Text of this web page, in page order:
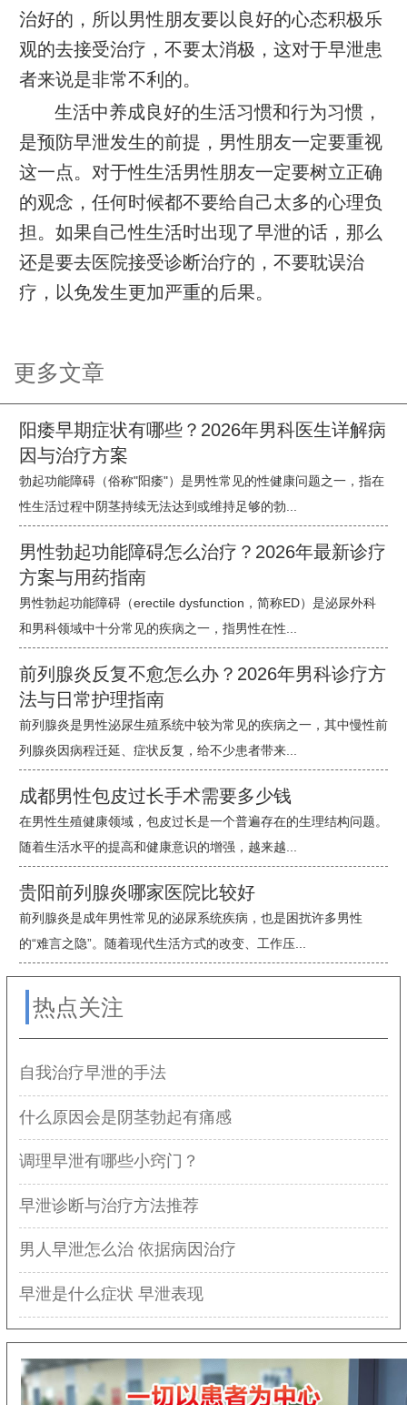
治好的，所以男性朋友要以良好的心态积极乐
观的去接受治疗，不要太消极，这对于早泄患
者来说是非常不利的。
生活中养成良好的生活习惯和行为习惯，
是预防早泄发生的前提，男性朋友一定要重视
这一点。对于性生活男性朋友一定要树立正确
的观念，任何时候都不要给自己太多的心理负
担。如果自己性生活时出现了早泄的话，那么
还是要去医院接受诊断治疗的，不要耽误治
疗，以免发生更加严重的后果。
更多文章
阳痿早期症状有哪些？2026年男科医生详解病
因与治疗方案
勃起功能障碍（俗称"阳痿"）是男性常见的性健康问题之一，指在
性生活过程中阴茎持续无法达到或维持足够的勃...
男性勃起功能障碍怎么治疗？2026年最新诊疗
方案与用药指南
男性勃起功能障碍（erectile dysfunction，简称ED）是泌尿外科
和男科领域中十分常见的疾病之一，指男性在性...
前列腺炎反复不愈怎么办？2026年男科诊疗方
法与日常护理指南
前列腺炎是男性泌尿生殖系统中较为常见的疾病之一，其中慢性前
列腺炎因病程迁延、症状反复，给不少患者带来...
成都男性包皮过长手术需要多少钱
在男性生殖健康领域，包皮过长是一个普遍存在的生理结构问题。
随着生活水平的提高和健康意识的增强，越来越...
贵阳前列腺炎哪家医院比较好
前列腺炎是成年男性常见的泌尿系统疾病，也是困扰许多男性
的“难言之隐”。随着现代生活方式的改变、工作压...
热点关注
自我治疗早泄的手法
什么原因会是阴茎勃起有痛感
调理早泄有哪些小窍门？
早泄诊断与治疗方法推荐
男人早泄怎么治 依据病因治疗
早泄是什么症状 早泄表现